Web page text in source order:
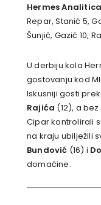
Hermes
Repar, Stanić 5,
Šunjić, Gazić 10,
U derbiju kola
gostovanju kod
Iskusniji gosti
Rajića (12), a bez
Cipar kontrolirali
na kraju ubilježili
Bundović (16) i
domaćine.